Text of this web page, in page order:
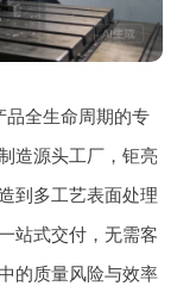
品全生命周期的专
造源头工厂，钜亮
到多工艺表面处理
站式交付，无需客
的质量风险与效率